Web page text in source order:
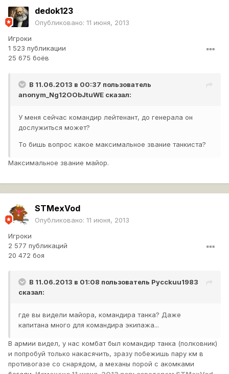
dedok123
Опубликовано: 11 июня, 2013
Игроки
1 523 публикации
25 675 боёв
В 11.06.2013 в 00:37 пользователь
anonym_Ng12OObJtuWE сказал:
У меня сейчас командир лейтенант, до генерала он
дослужиться может?
То бишь вопрос какое максимальное звание танкиста?
Максимальное звание майор.
STMexVod
Опубликовано: 11 июня, 2013
Игроки
2 577 публикаций
20 472 боя
В 11.06.2013 в 01:08 пользователь Pycckuu1983
сказал:
где вы видели майора, командира танка? Даже
капитана много для командира экипажа...
В армии видел, у нас комбат был командир танка (полковник)
и попробуй только накасячить, зразу побежишь пару км в
противогазе со снарядом, а механы порой с акомками